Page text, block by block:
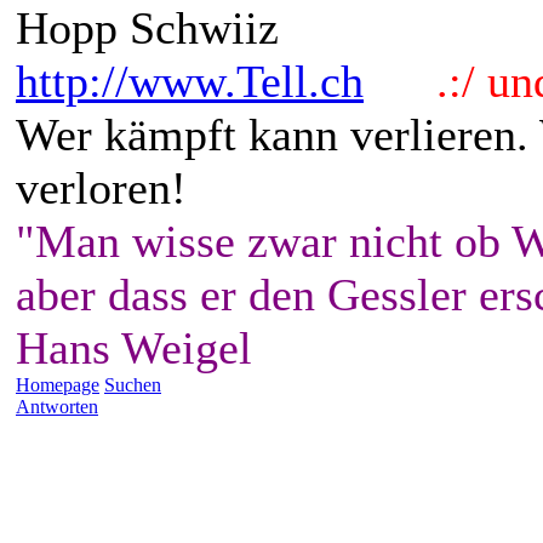
Hopp Schwiiz
http://www.Tell.ch
.:/
Wer kämpft kann
verloren!
"Man wisse zwar nicht ob
aber dass er den Gessler
Hans Weigel
Homepage Suchen
Antworten